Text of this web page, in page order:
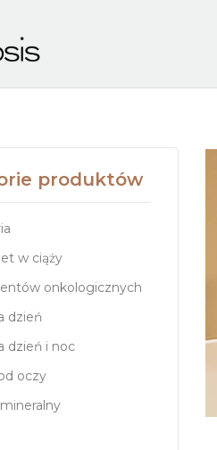
produktów
w ciąży
onkologicznych
dzień
dzień i noc
oczy